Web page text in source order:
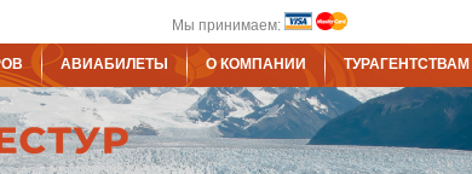
Мы принимаем:
АВИАБИЛЕТЫ О КОМПАНИИ ТУРАГЕНТСТВАМ